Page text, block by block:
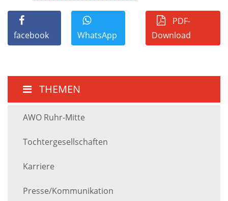
facebook WhatsApp
PDF-
Download
THEMEN
AWO Ruhr-Mitte
Tochtergesellschaften
Karriere
Presse/Kommunikation